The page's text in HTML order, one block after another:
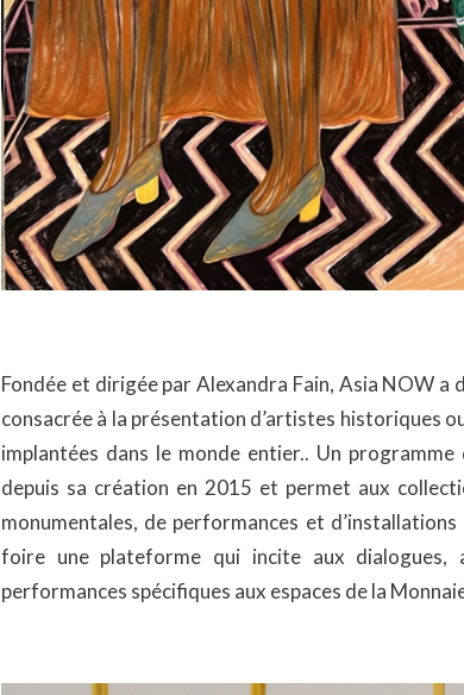
Fondée et dirigée par Alexandra Fain, Asia NOW
consacrée à la présentation d’artistes historiques
implantées dans le monde entier.. Un
depuis sa création en 2015 et permet aux
monumentales, de performances et
foire une plateforme qui incite aux
performances spécifiques aux espaces de la